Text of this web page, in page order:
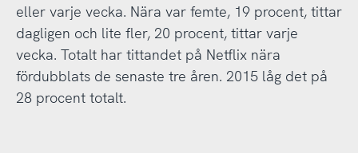
eller varje vecka. Nära var femte, 19 procent, tittar
dagligen och lite fler, 20 procent, tittar varje
vecka. Totalt har tittandet på Netflix nära
fördubblats de senaste tre åren. 2015 låg det på
28 procent totalt.